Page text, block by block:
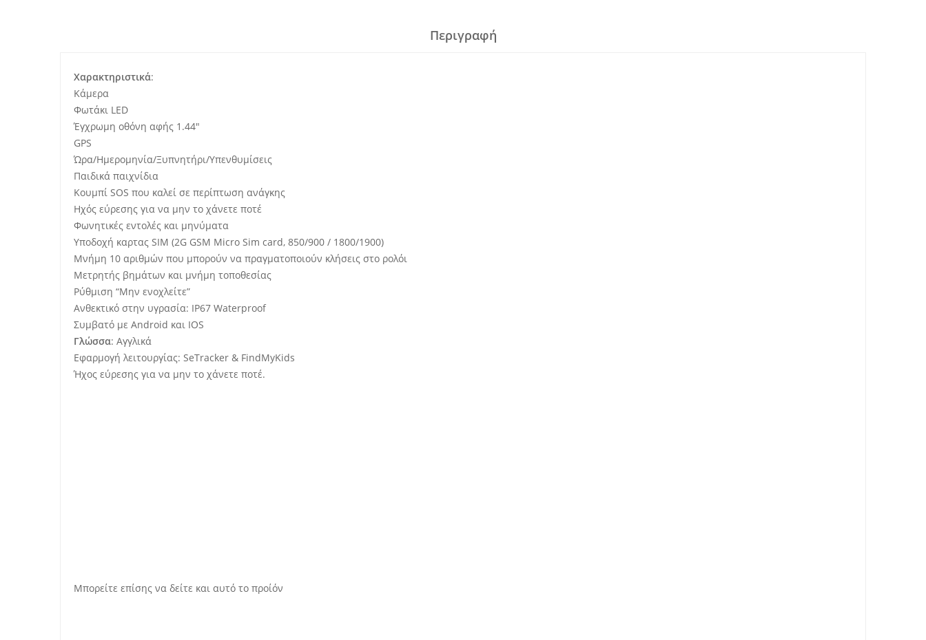
Περιγραφή
Χαρακτηριστικά:
Κάμερα
Φωτάκι LED
Έγχρωμη οθόνη αφής 1.44″
GPS
Ώρα/Ημερομηνία/Ξυπνητήρι/Yπενθυμίσεις
Παιδικά παιχνίδια
Κουμπί SOS που καλεί σε περίπτωση ανάγκης
Ηχός εύρεσης για να μην το χάνετε ποτέ
Φωνητικές εντολές και μηνύματα
Υποδοχή καρτας SIM (2G GSM Micro Sim card, 850/900 / 1800/1900)
Μνήμη 10 αριθμών που μπορούν να πραγματοποιούν κλήσεις στο ρολόι
Μετρητής βημάτων και μνήμη τοποθεσίας
Ρύθμιση “Μην ενοχλείτε”
Ανθεκτικό στην υγρασία: IP67 Waterproof
Συμβατό με Android και IOS
Γλώσσα: Αγγλικά
Εφαρμογή λειτουργίας: SeTracker & FindMyKids
Ήχος εύρεσης για να μην το χάνετε ποτέ.
Μπορείτε επίσης να δείτε και αυτό το προίόν